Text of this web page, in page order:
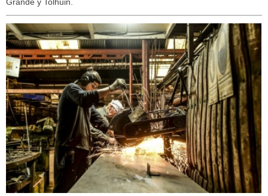
Grande y Tolhuin.